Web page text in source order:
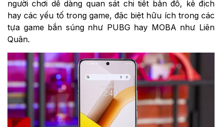
người chơi dễ dàng quan sát chi tiết bản đồ, kẻ địch
hay các yếu tố trong game, đặc biệt hữu ích trong các
tựa game bắn súng như PUBG hay MOBA như Liên
Quân.